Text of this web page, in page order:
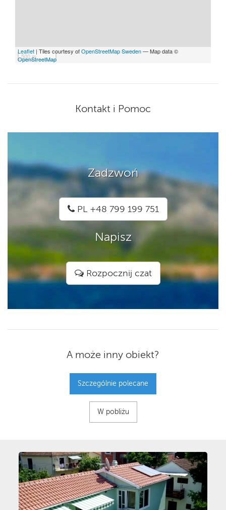
500 m
Leaflet | Tiles courtesy ofOpenStreetMap Sweden— Map data ©
OpenStreetMap
Kontakt i Pomoc
Zadzwoń
PL +48 799 199 751
Napisz
Rozpocznij czat
A może inny obiekt?
Szczególnie polecane
W pobliżu